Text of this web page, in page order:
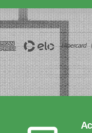
100% seguro